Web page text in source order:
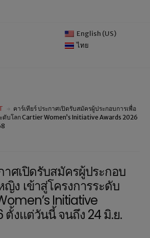
English (US)
ไทย
คาร์เทียร์ ประกาศเปิดรับสมัครผู้ประกอบการเพื่อ
ดับโลก Cartier Women’s Initiative Awards 2026
าศเปิดรับสมัครผู้ประกอบ
ง เข้าสู่โครงการระดับ
Initiative
ตั้งแต่วันนี้ จนถึง 24 มิ.ย.